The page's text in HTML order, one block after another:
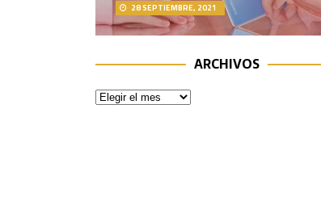
28 SEPTIEMBRE, 2021
ARCHIVOS